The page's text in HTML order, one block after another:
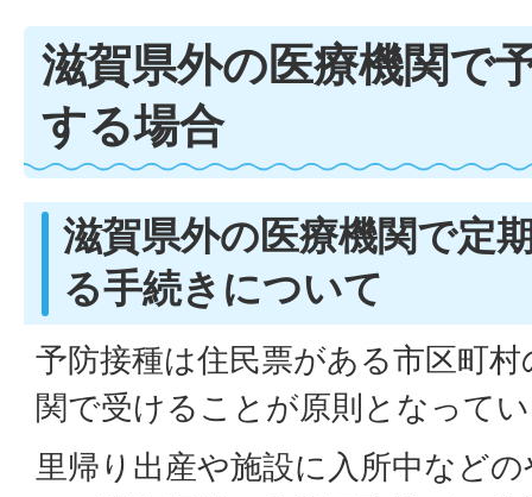
滋賀県外の医療機関で
する場合
滋賀県外の医療機関で定
る手続きについて
予防接種は住民票がある市区町
関で受けることが原則となって
里帰り出産や施設に入所中など